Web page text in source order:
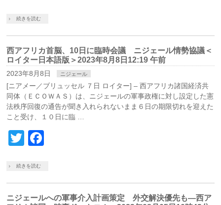
続きを読む
西アフリカ首脳、10日に臨時会議 ニジェール情勢協議＜
ロイター日本語版＞2023年8月8日12:19 午前
2023年8月8日 ニジェール
[ニアメー／ブリュッセル ７日 ロイター] – 西アフリカ諸国経済共
同体（ＥＣＯＷＡＳ）は、ニジェールの軍事政権に対し設定した憲
法秩序回復の通告が聞き入れられないまま６日の期限切れを迎えた
こと受け、１０日に臨 …
Twitter
続きを読む
ニジェールへの軍事介入計画策定 外交解決優先も―西ア